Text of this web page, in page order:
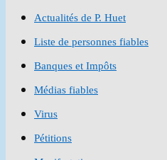
Actualités de P. Huet
Liste de personnes fiables
Banques et Impôts
Médias fiables
Virus
Pétitions